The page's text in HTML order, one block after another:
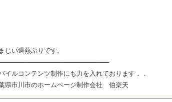
じい過熱ぶりです。
イルコンテンツ制作にも力を入れております．．
県市川市のホームページ制作会社 伯楽天